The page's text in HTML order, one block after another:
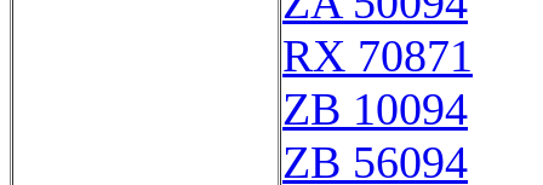
RX 70871
ZB 10094
ZB 56094